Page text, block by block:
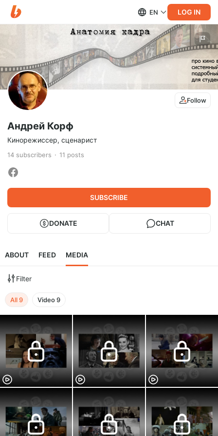
EN LOG IN
Follow
Андрей Корф
Кинорежиссер, сценарист
14 subscribers 11 posts
SUBSCRIBE
DONATE CHAT
ABOUT FEED MEDIA
Filter
All9 Video9